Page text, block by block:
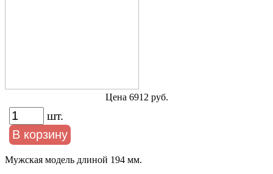
Цена 6912 руб.
шт.
Мужская модель длиной 194 мм.